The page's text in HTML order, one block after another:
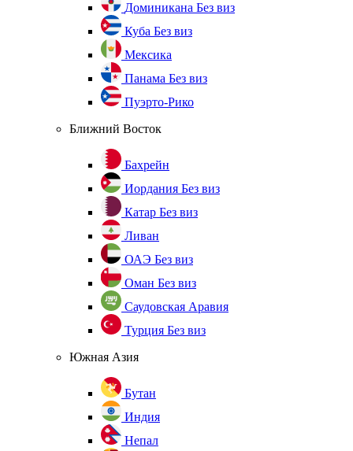
Доминикана Без виз
Куба Без виз
Мексика
Панама Без виз
Пуэрто-Рико
Ближний Восток
Бахрейн
Иордания Без виз
Катар Без виз
Ливан
ОАЭ Без виз
Оман Без виз
Саудовская Аравия
Турция Без виз
Южная Азия
Бутан
Индия
Непал